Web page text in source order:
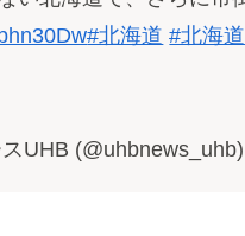
#北海道 #北海
UHB